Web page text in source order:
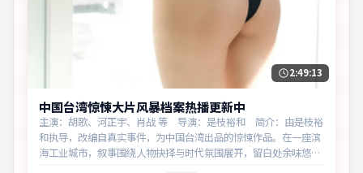
2:49:13
中国台湾惊悚大片风暴档案热播更新中
主演：胡歌、河正宇、肖战 等 导演：是枝裕和 简介：由是枝裕
和执导，改编自真实事件，为中国台湾出品的惊悚作品。在一座滨
海工业城市，叙事围绕人物抉择与时代氛围展开，留白处余味悠